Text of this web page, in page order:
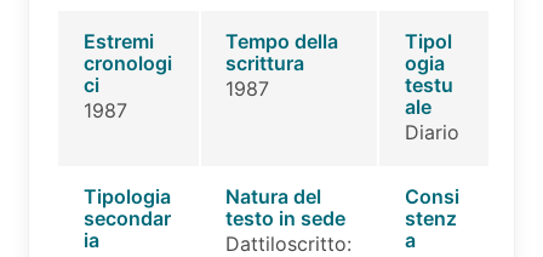
Estremi
cronologi
ci
1987
Tempo della
scrittura
1987
Tipol
ogia
testu
ale
Diario
Tipologia
secondar
ia
Natura del
testo in sede
Dattiloscritto:
Consi
stenz
a